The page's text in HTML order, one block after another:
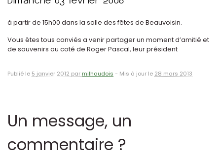
à partir de 15h00 dans la salle des fêtes de Beauvoisin.
Vous êtes tous conviés a venir partager un moment d’amitié et
de souvenirs au coté de Roger Pascal, leur président
Publié le 5 janvier 2012 par milhaudois - Mis à jour le 28 mars 2013
Un message, un
commentaire ?